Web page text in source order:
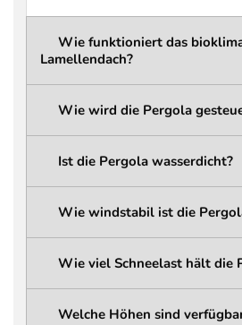
Gesamthöhe
wählbar:
Durchgangshöhe
ca. 236,6
(abhängig
Gesamthöhe)
Entwässerungssystem verdeckten
Pfosten
LED Schutzklasse
IP68
Wie funktioniert das
Lamellendach?
Wie wird die Pergola
Ist die Pergola wasserdicht?
Wie windstabil ist die
Wie viel Schneelast hält die
Welche Höhen sind